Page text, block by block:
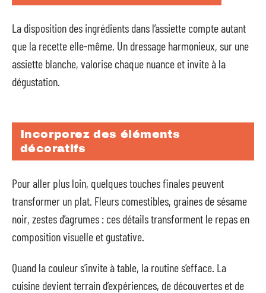
La disposition des ingrédients dans l’assiette compte autant
que la recette elle-même. Un dressage harmonieux, sur une
assiette blanche, valorise chaque nuance et invite à la
dégustation.
Incorporez des éléments
décoratifs
Pour aller plus loin, quelques touches finales peuvent
transformer un plat. Fleurs comestibles, graines de sésame
noir, zestes d’agrumes : ces détails transforment le repas en
composition visuelle et gustative.
Quand la couleur s’invite à table, la routine s’efface. La
cuisine devient terrain d’expériences, de découvertes et de